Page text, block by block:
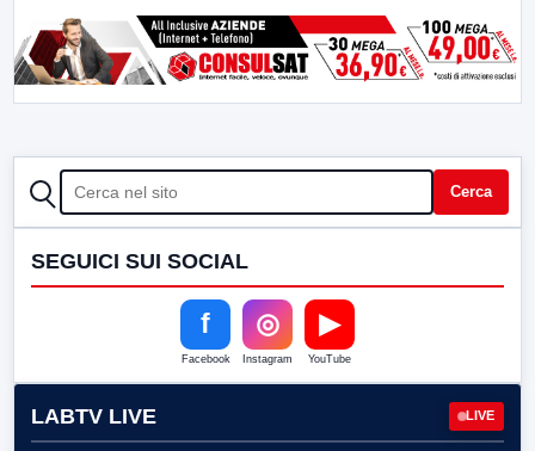
CERCA Cerca
SEGUICI SUI SOCIAL
f
Facebook
◎
Instagram
▶
YouTube
LABTV LIVE LIVE